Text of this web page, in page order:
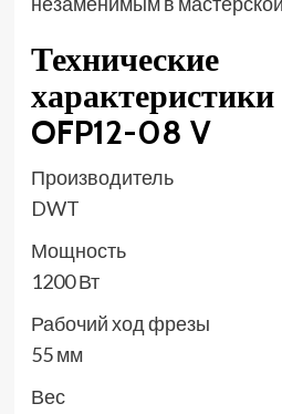
Технические
OFP12-08 V
Производитель
DWT
Мощность
1200 Вт
Рабочий ход фрезы
55 мм
Вес